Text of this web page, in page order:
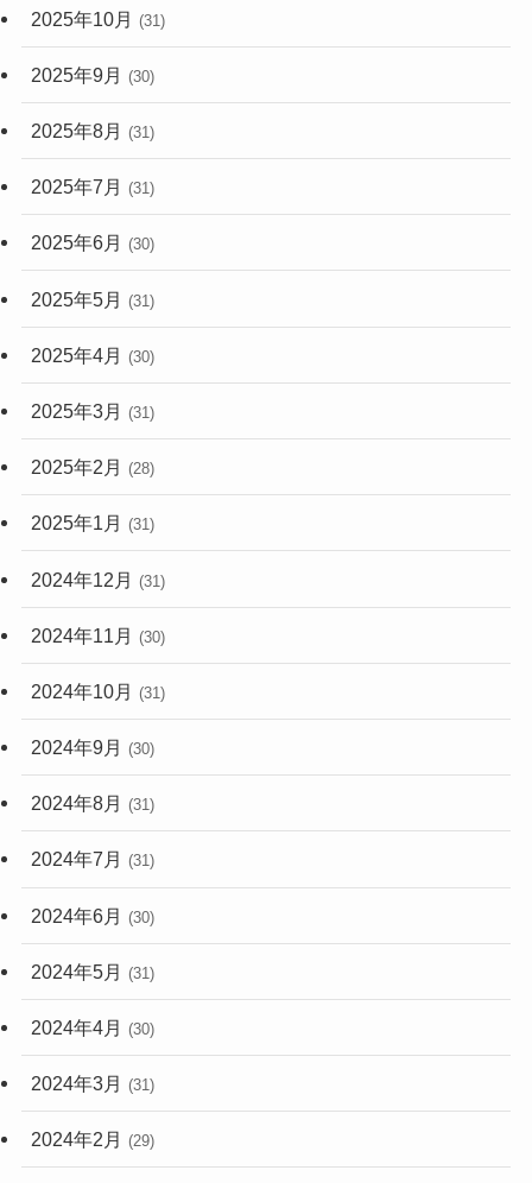
2025年10月 (31)
2025年9月 (30)
2025年8月 (31)
2025年7月 (31)
2025年6月 (30)
2025年5月 (31)
2025年4月 (30)
2025年3月 (31)
2025年2月 (28)
2025年1月 (31)
2024年12月 (31)
2024年11月 (30)
2024年10月 (31)
2024年9月 (30)
2024年8月 (31)
2024年7月 (31)
2024年6月 (30)
2024年5月 (31)
2024年4月 (30)
2024年3月 (31)
2024年2月 (29)